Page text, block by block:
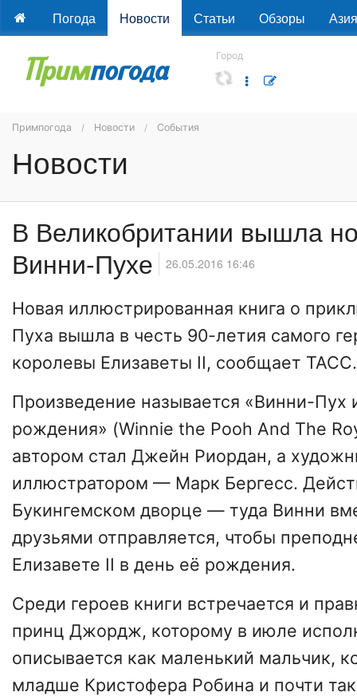
Погода Новости Статьи Обзоры Азия
Город
Примпогода Новости События
Новости
В Великобритании вышла
Винни-Пухе
26.05.2016 16:46
Новая иллюстрированная книга о
Пуха вышла в честь 90-летия самого
королевы Елизаветы II, сообщает ТАСС.
Произведение называется «Винни-Пух
рождения» (Winnie the Pooh And The
автором стал Джейн Риордан, а
иллюстратором — Марк Бергесс.
Букингемском дворце — туда Винни
друзьями отправляется, чтобы
Елизавете II в день её рождения.
Среди героев книги встречается и
принц Джордж, которому в июле
описывается как маленький мальчик,
младше Кристофера Робина и почти